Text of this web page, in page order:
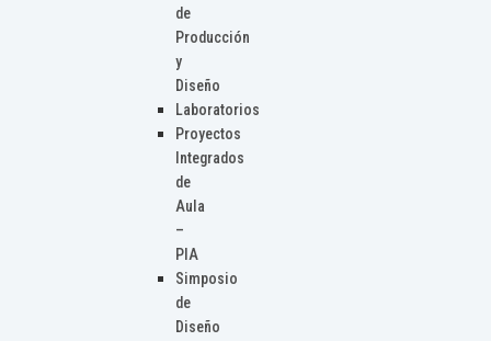
de
Producción
y
Diseño
Laboratorios
Proyectos
Integrados
de
Aula
–
PIA
Simposio
de
Diseño